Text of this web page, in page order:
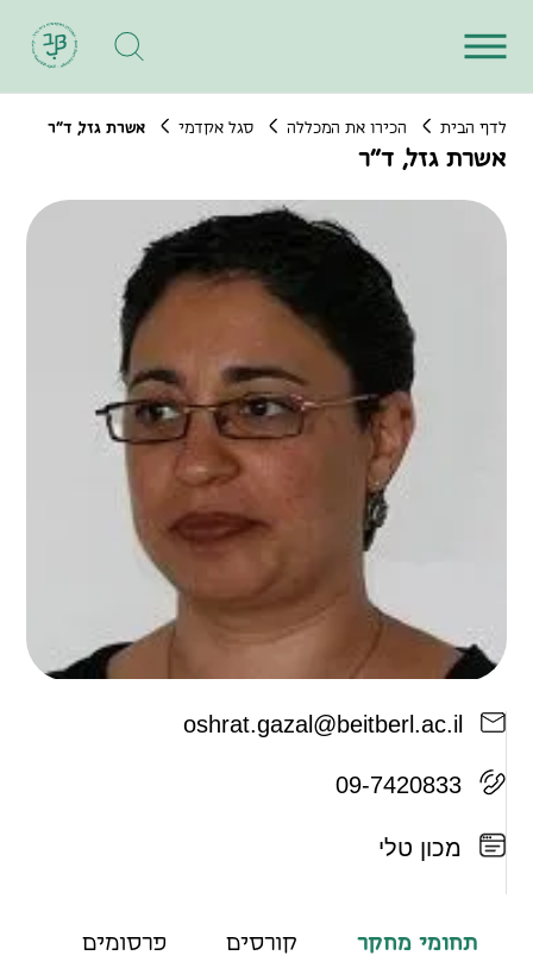
לדף הבית הכירו את המכללה סגל אקדמי אשרת גזל, ד"ר
אשרת גזל, ד"ר
oshrat.gazal @beitberl .ac.il
09-7420833
מכון טלי
תחומי מחקר קורסים פרסומים